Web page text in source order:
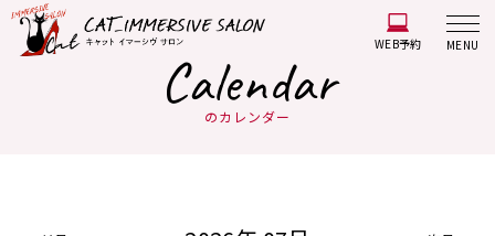
WEB予約 MENU
Calendar
のカレンダー